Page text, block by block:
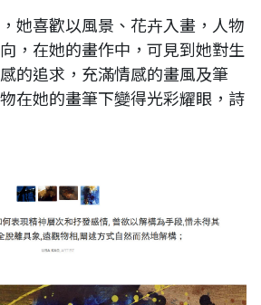
她喜歡以風景、花卉入畫，人物
，在她的畫作中，可見到她對生
的追求，充滿情感的畫風及筆
在她的畫筆下變得光彩耀眼，詩